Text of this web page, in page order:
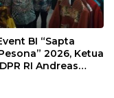
BI “Sapta
2026, Ketua
RI Andreas